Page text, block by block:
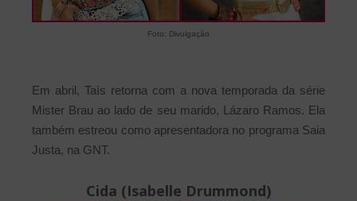
Foto: Divulgação
Em abril, Taís retorna com a nova temporada da série
Mister Brau ao lado de seu marido, Lázaro Ramos. Ela
também estreou como apresentadora no programa Saia
Justa, na GNT.
Cida (Isabelle Drummond)